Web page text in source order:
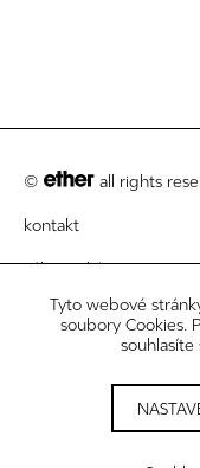
© all rights
kontakt
zákaznický servis
právní informace
nastavení cookies
Tyto webové
soubory Cookies.
souhlasíte